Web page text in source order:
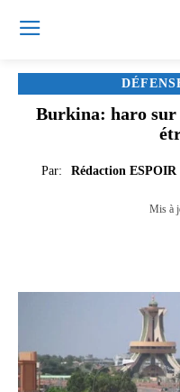
Burkina: haro sur
Par: Rédaction ESPOIR
Mis à